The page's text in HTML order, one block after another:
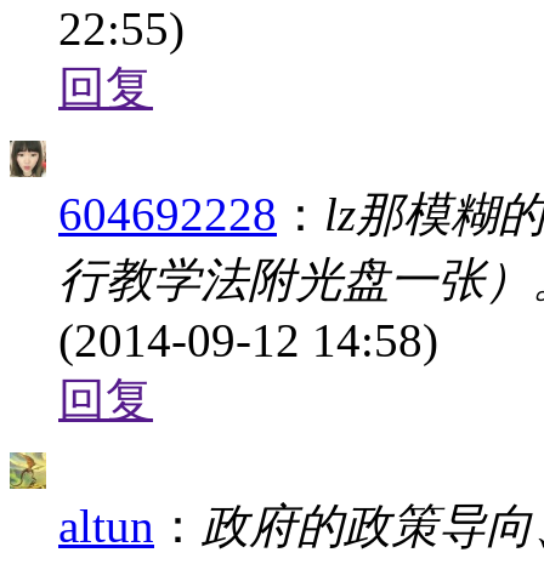
22:55)
回复
604692228 ： lz那模糊
行教学法附光盘一张
(2014-09-12 14:58)
回复
altun ： 政府的政策导